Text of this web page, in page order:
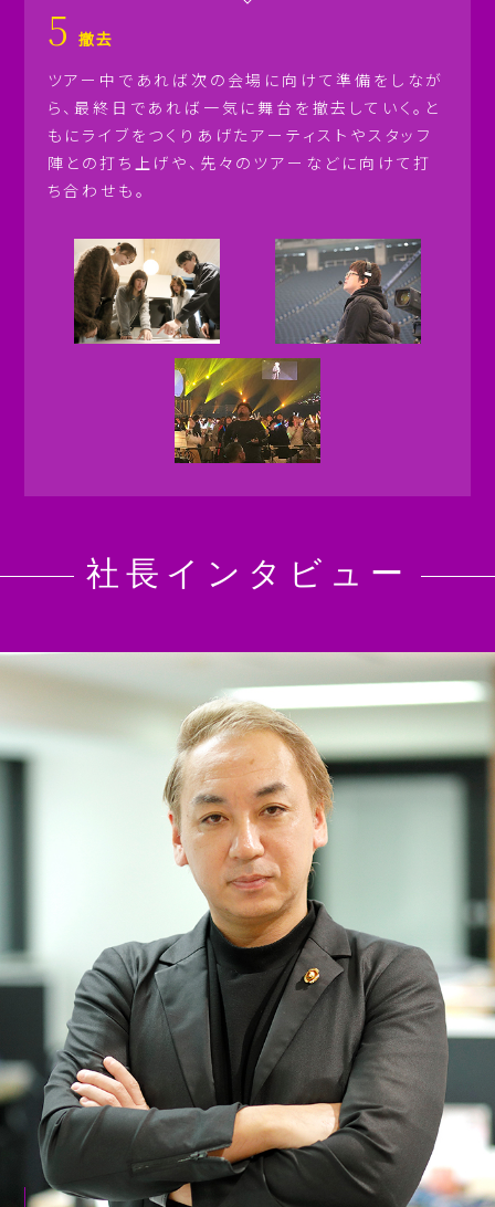
5 撤去
ツアー中であれば次の会場に向けて準備をしなが
ら、最終日であれば一気に舞台を撤去していく。と
もにライブをつくりあげたアーティストやスタッフ
陣との打ち上げや、先々のツアーなどに向けて打
ち合わせも。
社長インタビュー